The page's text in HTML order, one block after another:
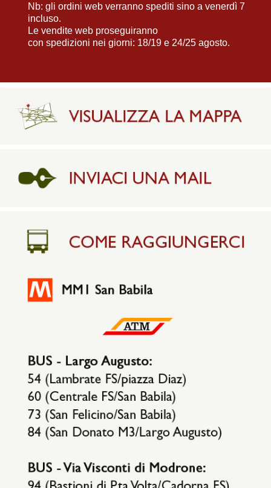
Nb: gli ordini web verranno spediti sino a venerdì 7
incluso.
Le vendite web proseguiranno
con spedizioni nei giorni: 18/19 e 24/25 agosto.